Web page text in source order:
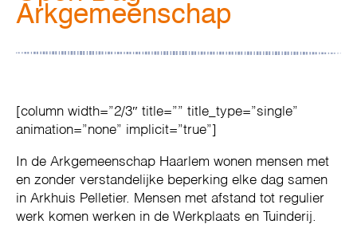
Arkgemeenschap
[column width=”2/3″ title=”” title_type=”single”
animation=”none” implicit=”true”]
In de Arkgemeenschap Haarlem wonen mensen met
en zonder verstandelijke beperking elke dag samen
in Arkhuis Pelletier. Mensen met afstand tot regulier
werk komen werken in de Werkplaats en Tuinderij.